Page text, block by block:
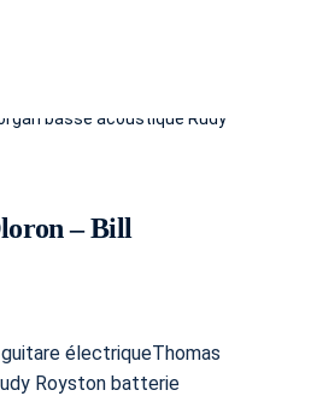
– Bill
électriqueThomas
Royston batterie